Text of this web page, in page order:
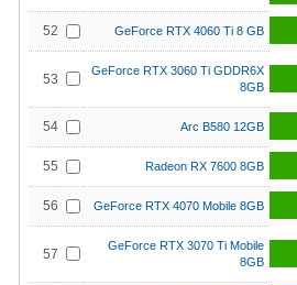
52 GeForce RTX 4060 Ti 8 GB
53
GeForce RTX 3060 Ti GDDR6X
8GB
54 Arc B580 12GB
55 Radeon RX 7600 8GB
56 GeForce RTX 4070 Mobile 8GB
57
GeForce RTX 3070 Ti Mobile
8GB